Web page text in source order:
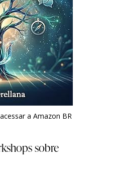
a Amazon BR
sobre